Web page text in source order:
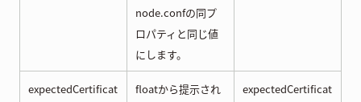
node.confの同プ
ロパティと同じ値
にします。
expectedCertificat
floatから提示され
expectedCertificat